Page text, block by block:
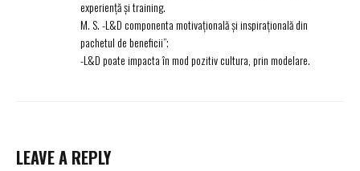
experiență și training.
M. S. -L&D componenta motivațională și inspirațională din
pachetul de beneficii”;
-L&D poate impacta în mod pozitiv cultura, prin modelare.
LEAVE A REPLY